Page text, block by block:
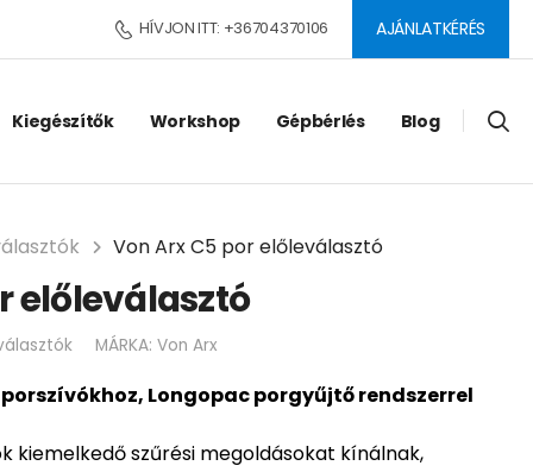
HÍVJON ITT: +36704370106 AJÁNLATKÉRÉS
Kiegészítők Workshop Gépbérlés Blog
Von Arx C5 por előleválasztó
előleválasztó
MÁRKA: Von Arx
Longopac porgyűjtő rendszerrel
kiemelkedő szűrési megoldásokat kínálnak,